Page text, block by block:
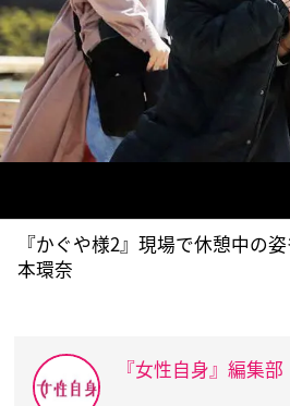
『かぐや様2』現場で休憩中の
本環奈
『女性自身』編集部